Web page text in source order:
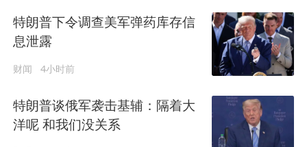
特朗普下令调查美军弹药库存信
息泄露
财闻 4小时前
特朗普谈俄军袭击基辅：隔着大
洋呢 和我们没关系